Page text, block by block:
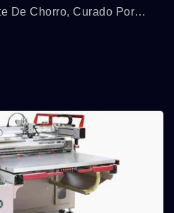
De Chorro, Curado Por
Se Utiliza Para Trabajar...